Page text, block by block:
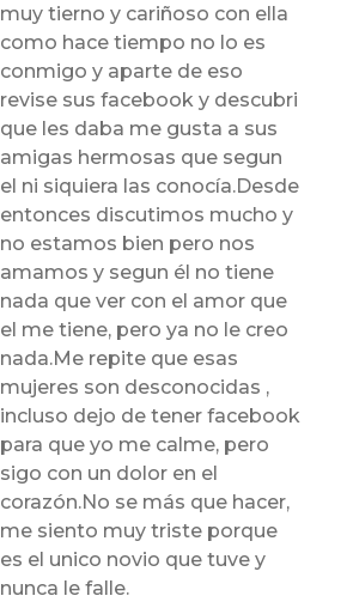
muy tierno y cariñoso con ella
como hace tiempo no lo es
conmigo y aparte de eso
revise sus facebook y descubri
que les daba me gusta a sus
amigas hermosas que segun
el ni siquiera las conocía.Desde
entonces discutimos mucho y
no estamos bien pero nos
amamos y segun él no tiene
nada que ver con el amor que
el me tiene, pero ya no le creo
nada.Me repite que esas
mujeres son desconocidas ,
incluso dejo de tener facebook
para que yo me calme, pero
sigo con un dolor en el
corazón.No se más que hacer,
me siento muy triste porque
es el unico novio que tuve y
nunca le falle.